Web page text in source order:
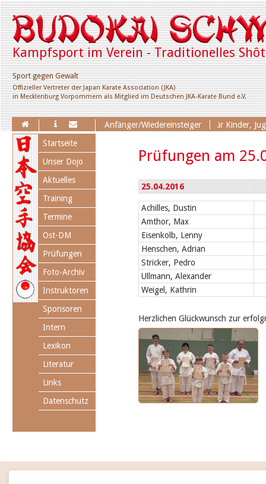
Kampfsport im Verein - Traditionelles
Sport gegen Gewalt
Offizieller Vertreter der Japan Karate Association (JKA)
in Mecklenburg Vorpommern als Mitglied im Deutschen JKA-Karate Bund e.V.
Anfänger/Wiedereinsteiger
Erweiterung des Trainingsangebotes für Kinder,
Prüfungen am
25.04.2016
Achilles, Dustin
Amthor, Max
Eisenkolb, Lenny
Henschen, Adrian
Stricker, Pedro
Ullmann, Alexander
Weigel, Kathrin
Herzlichen Glückwunsch zur
Navigation
überspringen
Startseite
Unser Dojo
Aktuelles
Training
Termine
Ost-DM
Prüfungen
Foto-Archiv
Instruktoren
Sponsoren
Intern
Lexikon
Literatur
Links
Datenschutz